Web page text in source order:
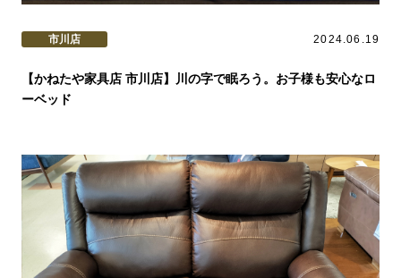
市川店 2024.06.19
【かねたや家具店 市川店】川の字で眠ろう。お子様も安心なロ
ーベッド